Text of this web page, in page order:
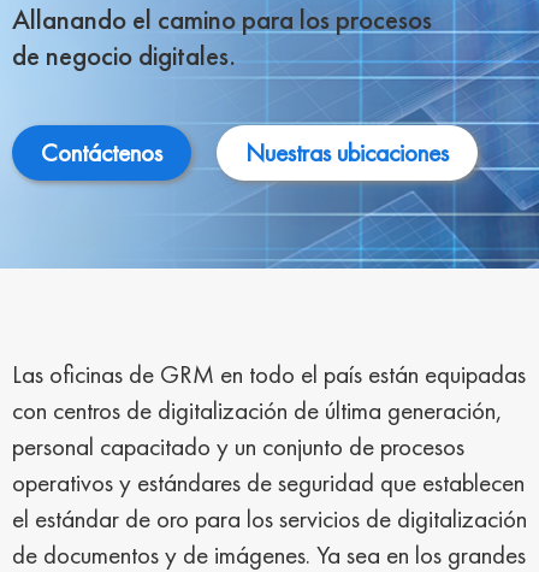
Allanando el camino para los procesos
de negocio digitales.
Contáctenos Nuestras ubicaciones
Las oficinas de GRM en todo el país están equipadas
con centros de digitalización de última generación,
personal capacitado y un conjunto de procesos
operativos y estándares de seguridad que establecen
el estándar de oro para los servicios de digitalización
de documentos y de imágenes. Ya sea en los grandes